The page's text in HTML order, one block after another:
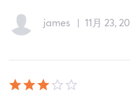
james 11月 23,